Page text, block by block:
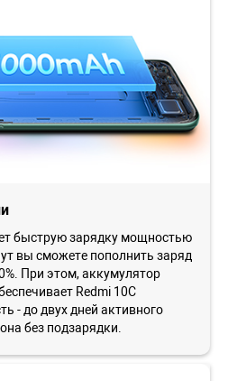
быструю зарядку мощностью
вы сможете пополнить заряд
При этом, аккумулятор
Redmi 10C
- до двух дней активного
без подзарядки.